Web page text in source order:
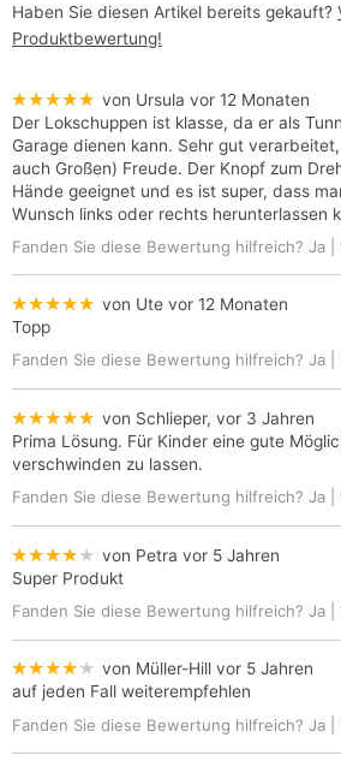
Haben Sie diesen Artikel bereits gekauft?
Produktbewertung!
★★★★★ von Ursula vor 12 Monaten
Der Lokschuppen ist klasse, da er als
Garage dienen kann. Sehr gut
auch Großen) Freude. Der Knopf zum
Hände geeignet und es ist super, dass
Wunsch links oder rechts herunterlassen
Fanden Sie diese Bewertung hilfreich? Ja
★★★★★ von Ute vor 12 Monaten
Topp
Fanden Sie diese Bewertung hilfreich? Ja
★★★★★ von Schlieper, vor 3 Jahren
Prima Lösung. Für Kinder eine gute
verschwinden zu lassen.
Fanden Sie diese Bewertung hilfreich? Ja
★★★★★ von Petra vor 5 Jahren
Super Produkt
Fanden Sie diese Bewertung hilfreich? Ja
★★★★★ von Müller-Hill vor 5 Jahren
auf jeden Fall weiterempfehlen
Fanden Sie diese Bewertung hilfreich? Ja